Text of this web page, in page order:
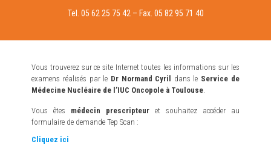
Tel. 05 62 25 75 42 – Fax. 05 82 95 71 40
Vous trouverez sur ce site Internet toutes les informations sur les
examens réalisés par le Dr Normand Cyril dans le Service de
Médecine Nucléaire de l’IUC Oncopole à Toulouse.
Vous êtes médecin prescripteur et souhaitez accéder au
formulaire de demande Tep Scan :
Cliquez ici